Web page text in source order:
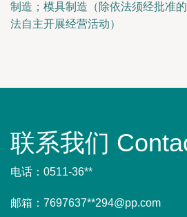
制造；模具制造（除依法须经批准
法自主开展经营活动）
联系我们
电话：0511-36**
邮箱：7697637**294@pp.com